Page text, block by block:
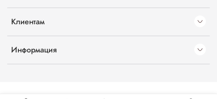
Клиентам
Информация